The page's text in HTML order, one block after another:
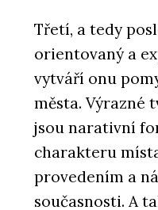
Třetí, a tedy
orientovaný a
vytváří onu
města. Výrazné
jsou narativní
charakteru
provedením a
současnosti. A